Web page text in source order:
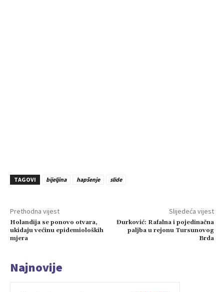
TAGOVI bijeljina hapšenje slide
Prethodna vijest
Holandija se ponovo otvara,
ukidaju većinu epidemioloških
mjera
Slijedeća vijest
Đurković: Rafalna i pojedinačna
paljba u rejonu Tursunovog
Brda
Najnovije